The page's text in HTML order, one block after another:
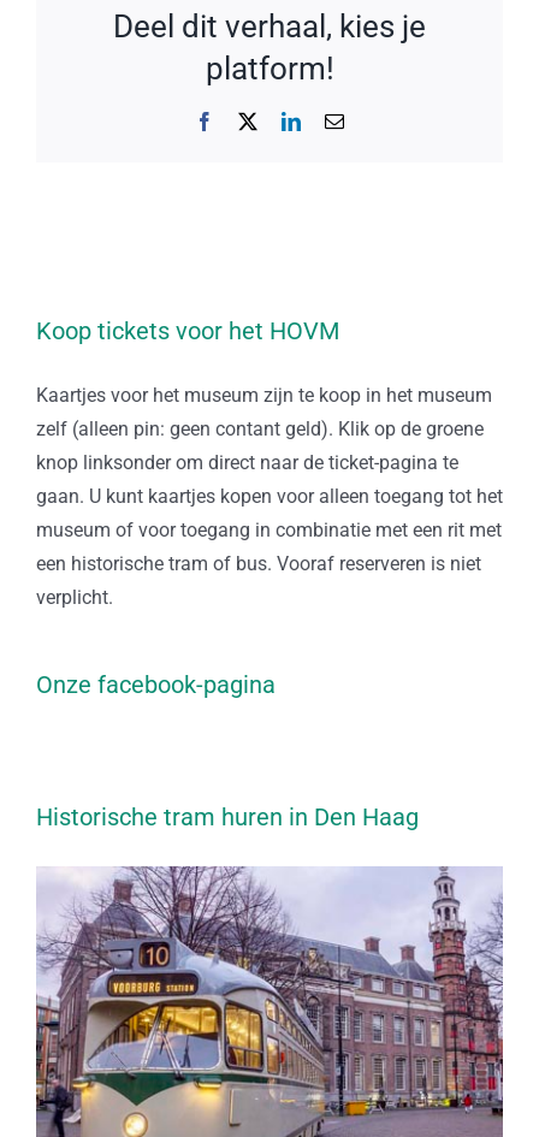
Deel dit verhaal, kies je
platform!
Facebook LinkedIn
E-
Koop tickets voor het HOVM
Kaartjes voor het museum zijn te koop in het museum
zelf (alleen pin: geen contant geld). Klik op de groene
knop linksonder om direct naar de ticket-pagina te
gaan. U kunt kaartjes kopen voor alleen toegang tot het
museum of voor toegang in combinatie met een rit met
een historische tram of bus. Vooraf reserveren is niet
verplicht.
Onze facebook-pagina
Historische tram huren in Den Haag